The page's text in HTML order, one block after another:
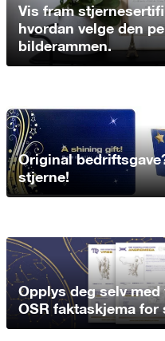
Vis fram
hvordan velge den
bilderammen.
Original
stjerne!
Opplys deg selv med
OSR faktaskjema